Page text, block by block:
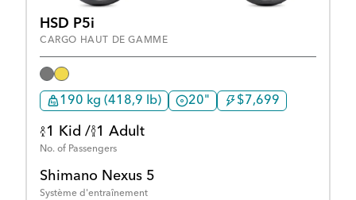
HSD P5i
CARGO HAUT DE GAMME
190 kg (418,9 lb) 20" $7,699
1 Kid / 1 Adult
No. of Passengers
Shimano Nexus 5
Système d'entraînement